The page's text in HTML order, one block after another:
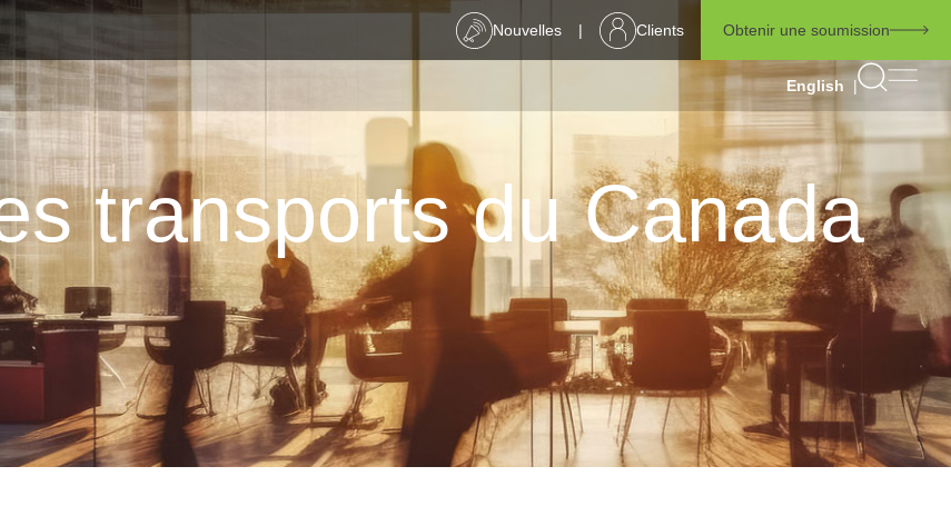
Nouvelles | Clients Obtenir une soumission
English |
transports du Canada